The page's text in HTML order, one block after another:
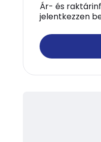
Ár- és
jelentkezzen